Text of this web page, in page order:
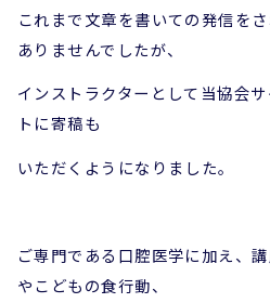
これまで文章を書いての発信を
ありませんでしたが、
インストラクターとして当協会
トに寄稿も
いただくようになりました。
ご専門である口腔医学に加え、
やこどもの食行動、